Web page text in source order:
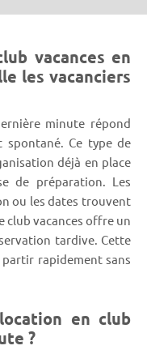
vacances en
les vacanciers
minute répond
Ce type de
déjà en place
de préparation. Les
ou les dates trouvent
club vacances offre un
tardive. Cette
rapidement sans
en club
?